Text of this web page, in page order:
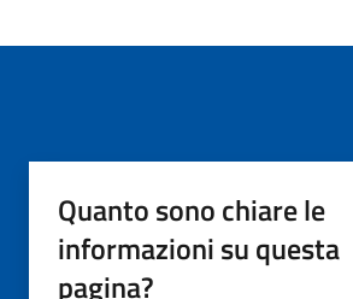
Quanto sono chiare le
informazioni su questa
pagina?